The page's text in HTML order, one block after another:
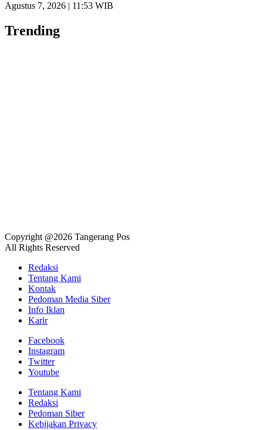
Agustus 7, 2026 | 11:53 WIB
Trending
Copyright @2026 Tangerang Pos
All Rights Reserved
Redaksi
Tentang Kami
Kontak
Pedoman Media Siber
Info Iklan
Karir
Facebook
Instagram
Twitter
Youtube
Tentang Kami
Redaksi
Pedoman Siber
Kebijakan Privacy